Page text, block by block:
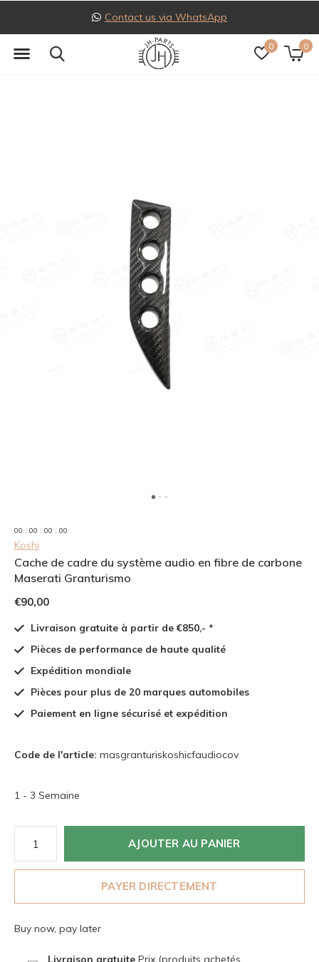
0 0
Follow us on Instagram
00 : 00 : 00 : 00
Koshi
Cache de cadre du système audio en fibre de carbone
Maserati Granturismo
€90,00
Livraison gratuite à partir de €850,- *
Pièces de performance de haute qualité
Expédition mondiale
Pièces pour plus de 20 marques automobiles
Paiement en ligne sécurisé et expédition
Code de l'article: masgranturiskoshicfaudiocov
1 - 3 Semaine
AJOUTER AU PANIER
PAYER DIRECTEMENT
Buy now, pay later
Livraison gratuitePrix (produits achetés